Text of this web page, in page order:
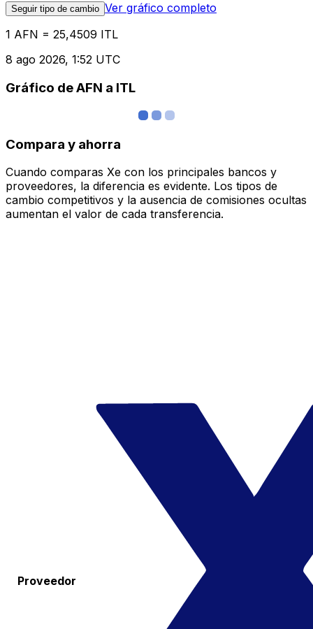
Seguir tipo de cambio Ver gráfico completo
1 AFN = 25,4509 ITL
8 ago 2026, 1:52 UTC
Gráfico de AFN a ITL
Compara y ahorra
Cuando comparas Xe con los principales bancos y
proveedores, la diferencia es evidente. Los tipos de
cambio competitivos y la ausencia de comisiones ocultas
aumentan el valor de cada transferencia.
Proveedor